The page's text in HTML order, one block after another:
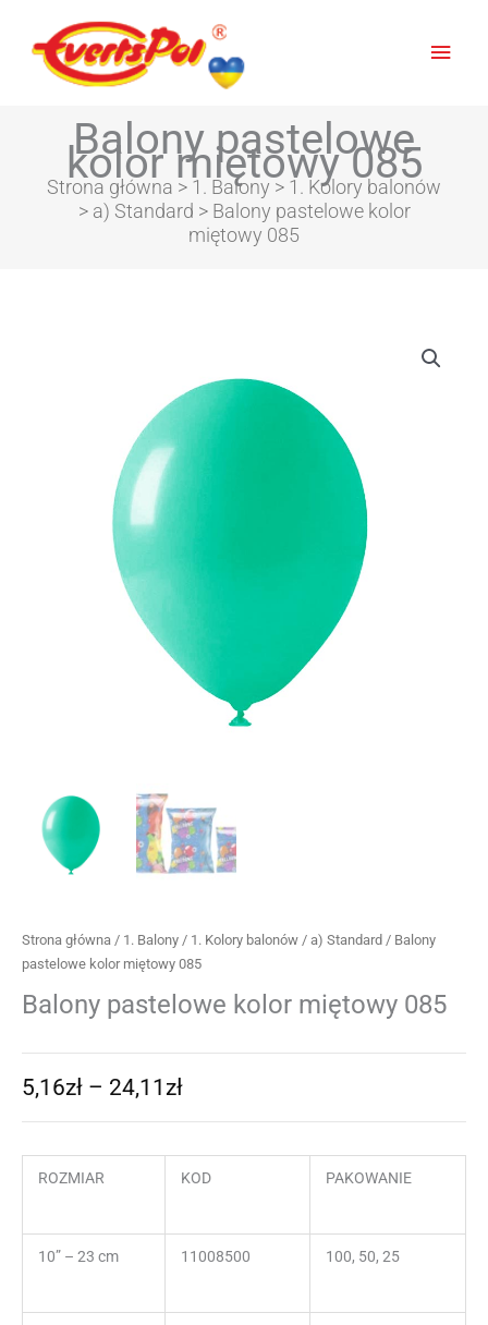
Balony pastelowe
kolor miętowy 085
Strona główna > 1. Balony > 1. Kolory balonów
> a) Standard > Balony pastelowe kolor
miętowy 085
Strona główna / 1. Balony / 1. Kolory balonów / a) Standard / Balony
pastelowe kolor miętowy 085
Balony pastelowe kolor miętowy 085
5,16zł – 24,11 zł
od
5,16zł
ROZMIAR KOD PAKOWANIE
10” – 23 cm 11008500 100, 50, 25